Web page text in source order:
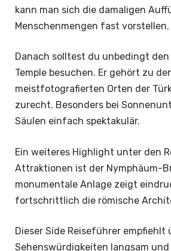
kann man sich die damaligen
Menschenmengen fast vorstellen.
Danach solltest du unbedingt
Temple besuchen. Er gehört zu
meistfotografierten Orten der
zurecht. Besonders bei
Säulen einfach spektakulär.
Ein weiteres Highlight unter den
Attraktionen ist der Nymphäum-
monumentale Anlage zeigt
fortschrittlich die römische
Dieser Side Reiseführer empfiehlt
Sehenswürdigkeiten langsam